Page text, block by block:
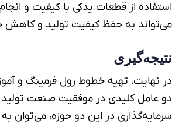
استفاده از قطعات یدکی با کیفیت و
می‌تواند به حفظ کیفیت تولید و کاهش
نتیجه‌گیری
در نهایت، تهیه خطوط رول فرمینگ و
دو عامل کلیدی در موفقیت صنعت تولید
سرمایه‌گذاری در این دو حوزه، می‌توان به